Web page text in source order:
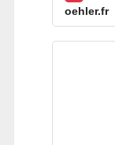
oehler.fr